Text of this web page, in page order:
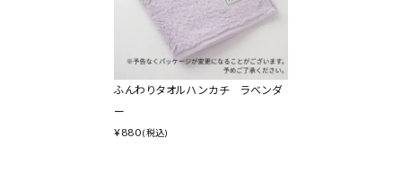
ふんわりタオルハンカチ ラベンダ
ー
¥880(税込)